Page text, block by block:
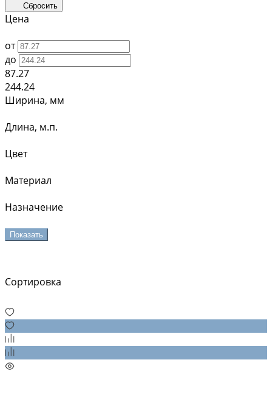
Сбросить
Цена
от
до
87.27
244.24
Ширина, мм
Длина, м.п.
Цвет
Материал
Назначение
Показать
Сортировка